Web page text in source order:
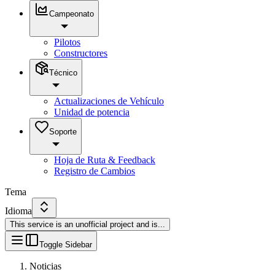
Campeonato
Pilotos
Constructores
Técnico
Actualizaciones de Vehículo
Unidad de potencia
Soporte
Hoja de Ruta & Feedback
Registro de Cambios
Tema
Idioma
This service is an unofficial project and is...
Toggle Sidebar
Noticias